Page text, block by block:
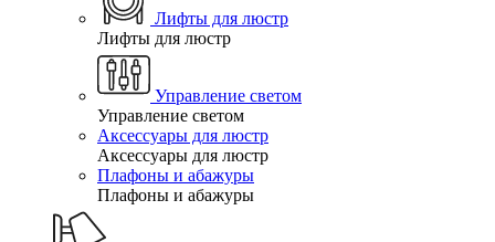
Лифты для люстр
Лифты для люстр
Управление светом
Управление светом
Аксессуары для люстр
Аксессуары для люстр
Плафоны и абажуры
Плафоны и абажуры